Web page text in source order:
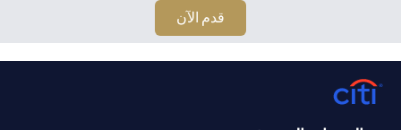
استثمارية و / أو منتجات خزينة مقومة بعملة أجنبية (غير محلية)
على دراية بمخاطر تقلبات أسعار الصرف التي قد تتسبب في
خسارة رأس المال عند تحويل العملة الأجنبية إلى العملة المحلية
للمستثمرين. لا تتوفر منتجات الاستثمار والخزينة للأشخاص
الأمريكيين. تخضع جميع الطلبات المتعلقة بمنتجات الاستثمار
قدم الآن